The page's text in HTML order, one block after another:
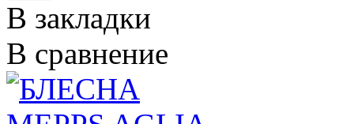
В закладки
В сравнение